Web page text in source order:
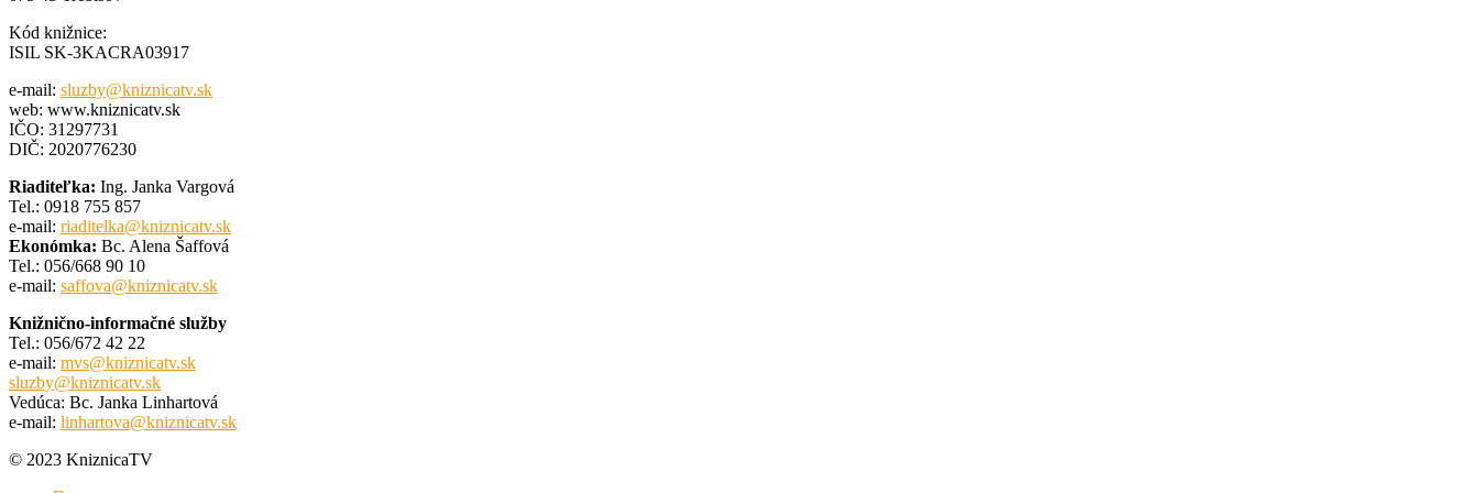
Kód knižnice:
ISIL SK-3KACRA03917
e-mail: sluzby@kniznicatv.sk
web: www.kniznicatv.sk
IČO: 31297731
DIČ: 2020776230
Riaditeľka: Ing. Janka Vargová
Tel.: 0918 755 857
e-mail: riaditelka@kniznicatv.sk
Ekonómka: Bc. Alena Šaffová
Tel.: 056/668 90 10
e-mail: saffova@kniznicatv.sk
Knižnično-informačné služby
Tel.: 056/672 42 22
e-mail: mvs@kniznicatv.sk
sluzby@kniznicatv.sk
Vedúca: Bc. Janka Linhartová
e-mail: linhartova@kniznicatv.sk
© 2023 KniznicaTV